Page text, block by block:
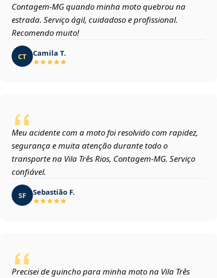
Contagem‑MG quando minha moto quebrou na
estrada. Serviço ágil, cuidadoso e profissional.
Recomendo muito!
CT Camila T.
Meu acidente com a moto foi resolvido com rapidez,
segurança e muita atenção durante todo o
transporte na Vila Três Rios, Contagem‑MG. Serviço
confiável.
SF Sebastião F.
Precisei de guincho para minha moto na Vila Três